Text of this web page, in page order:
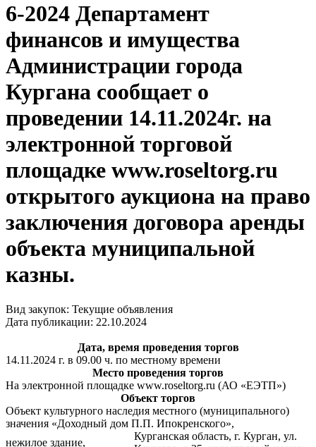
6-2024 Департамент
финансов и имущества
Администрации города
Кургана сообщает о
проведении 14.11.2024г. на
электронной торговой
площадке www.roseltorg.ru
открытого аукциона на право
заключения договора аренды
объекта муниципальной
казны.
Вид закупок: Текущие объявления
Дата публикации: 22.10.2024
Дата, время проведения торгов
14.11.2024 г. в 09.00 ч. по местному времени
Место проведения торгов
На электронной площадке www.roseltorg.ru (АО «ЕЭТП»)
Объект торгов
Объект культурного наследия местного (муниципального)
значения «Доходный дом П.П. Ипокренского»,
нежилое здание,
Курганская область, г. Курган, ул.